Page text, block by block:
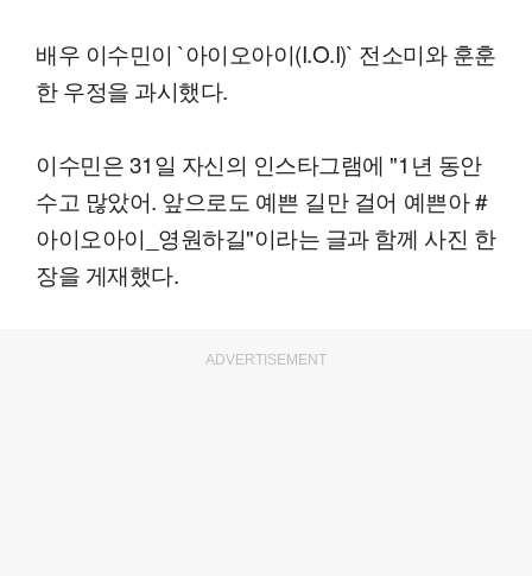
배우 이수민이 `아이오아이(I.O.I)` 전소미와 훈훈
한 우정을 과시했다.
이수민은 31일 자신의 인스타그램에 "1년 동안
수고 많았어. 앞으로도 예쁜 길만 걸어 예쁜아 #
아이오아이_영원하길"이라는 글과 함께 사진 한
장을 게재했다.
ADVERTISEMENT